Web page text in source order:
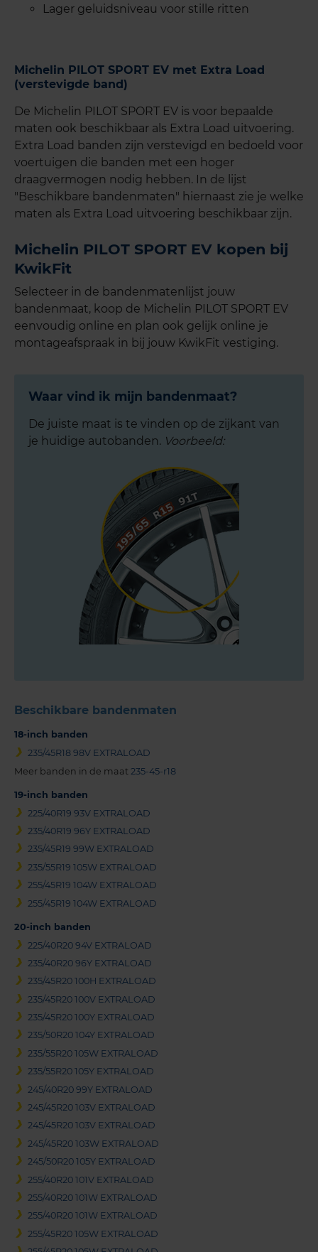
Lager geluidsniveau voor stille ritten
Michelin PILOT SPORT EV met Extra Load
(verstevigde band)
De Michelin PILOT SPORT EV is voor bepaalde
maten ook beschikbaar als Extra Load uitvoering.
Extra Load banden zijn verstevigd en bedoeld voor
voertuigen die banden met een hoger
draagvermogen nodig hebben. In de lijst
"Beschikbare bandenmaten" hiernaast zie je welke
maten als Extra Load uitvoering beschikbaar zijn.
Michelin PILOT SPORT EV kopen bij
KwikFit
Selecteer in de bandenmatenlijst jouw
bandenmaat, koop de Michelin PILOT SPORT EV
eenvoudig online en plan ook gelijk online je
montageafspraak in bij jouw KwikFit vestiging.
Waar vind ik mijn bandenmaat?
De juiste maat is te vinden op de zijkant van
je huidige autobanden. Voorbeeld:
Beschikbare bandenmaten
18-inch banden
235/45R18 98V EXTRALOAD
Meer banden in de maat 235-45-r18
19-inch banden
225/40R19 93V EXTRALOAD
235/40R19 96Y EXTRALOAD
235/45R19 99W EXTRALOAD
235/55R19 105W EXTRALOAD
255/45R19 104W EXTRALOAD
255/45R19 104W EXTRALOAD
20-inch banden
225/40R20 94V EXTRALOAD
235/40R20 96Y EXTRALOAD
235/45R20 100H EXTRALOAD
235/45R20 100V EXTRALOAD
235/45R20 100Y EXTRALOAD
235/50R20 104Y EXTRALOAD
235/55R20 105W EXTRALOAD
235/55R20 105Y EXTRALOAD
245/40R20 99Y EXTRALOAD
245/45R20 103V EXTRALOAD
245/45R20 103V EXTRALOAD
245/45R20 103W EXTRALOAD
245/50R20 105Y EXTRALOAD
255/40R20 101V EXTRALOAD
255/40R20 101W EXTRALOAD
255/40R20 101W EXTRALOAD
255/45R20 105W EXTRALOAD